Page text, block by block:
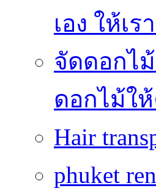
เอง ให้เร
จัดดอกไ
ดอกไม้ใ
Hair
phuket